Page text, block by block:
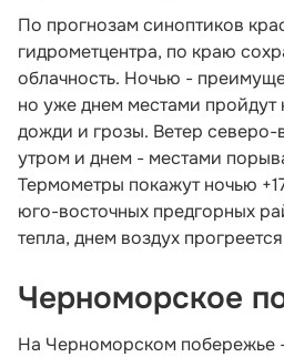
По прогнозам синоптиков
гидрометцентра, по краю
облачность. Ночью -
но уже днем местами пройдут
дожди и грозы. Ветер
утром и днем - местами
Термометры покажут ночью
юго-восточных предгорных
тепла, днем воздух
Черноморское
На Черноморском побережье